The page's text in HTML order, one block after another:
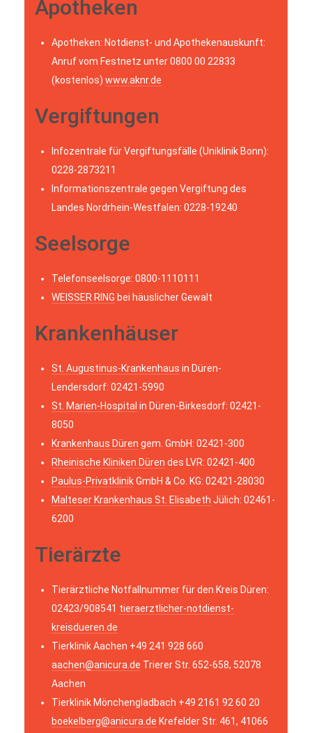
Apotheken
Apotheken: Notdienst- und Apothekenauskunft:
Anruf vom Festnetz unter 0800 00 22833
(kostenlos) www.aknr.de
Vergiftungen
Infozentrale für Vergiftungsfälle (Uniklinik Bonn):
0228-2873211
Informationszentrale gegen Vergiftung des
Landes Nordrhein-Westfalen: 0228-19240
Seelsorge
Telefonseelsorge: 0800-1110111
WEISSER RING bei häuslicher Gewalt
Krankenhäuser
St. Augustinus-Krankenhaus in Düren-
Lendersdorf: 02421-5990
St. Marien-Hospital in Düren-Birkesdorf: 02421-
8050
Krankenhaus Düren gem. GmbH: 02421-300
Rheinische Kliniken Düren des LVR: 02421-400
Paulus-PrivatklinikGmbH & Co. KG: 02421-28030
Malteser Krankenhaus St. Elisabeth Jülich: 02461-
6200
Tierärzte
Tierärztliche Notfallnummer für den Kreis Düren:
02423/908541 tieraerztlicher-notdienst-
kreisdueren.de
Tierklinik Aachen +49 241 928 660
aachen@anicura.de Trierer Str. 652-658, 52078
Aachen
Tierklinik Mönchengladbach +49 2161 92 60 20
boekelberg@anicura.de Krefelder Str. 461, 41066